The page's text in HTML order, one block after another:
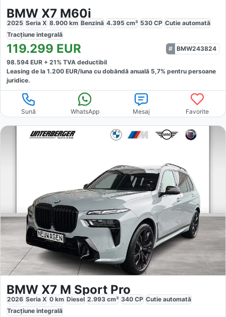
BMW X7 M60i
2025 Seria X 8.900 km Benzină 4.395 cm³ 530 CP Cutie automată
Tracțiune integrală
119.299 EUR
BMW243824
98.594 EUR + 21% TVA deductibil
Leasing de la 1.200 EUR/luna cu dobăndă anuală 5,7% pentru persoane
juridice.
Sună WhatsApp Mesaj Favorite
BMW X7 M Sport Pro
2026 Seria X 0 km Diesel 2.993 cm³ 340 CP Cutie automată
Tracțiune integrală